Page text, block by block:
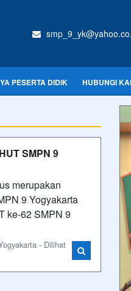
PESERTA DIDIK HUBUNGI
SMPN 9
merupakan
9 Yogyakarta
ke-62 SMPN 9
- Dilihat